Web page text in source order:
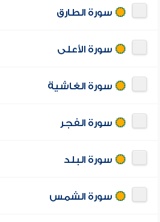
سورة الطارق
سورة الأعلى
سورة الغاشية
سورة الفجر
سورة البلد
سورة الشمس